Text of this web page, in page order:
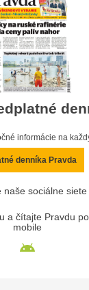
informácie na
denníka Pravda
naše sociálne siete
a čítajte Pravdu
mobile